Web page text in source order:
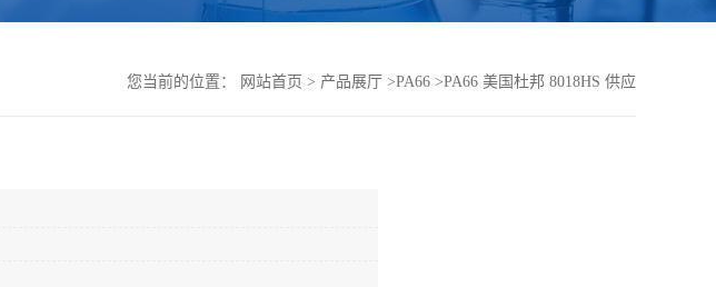
您当前的位置： 网站首页 > 产品展厅 >PA66 >PA66 美国杜邦 8018HS 供应